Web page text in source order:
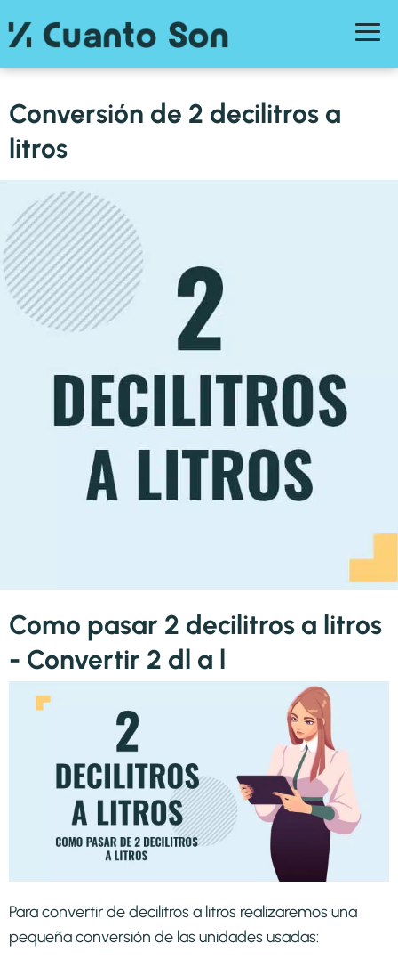
Conversión de 2 decilitros a
litros
Como pasar 2 decilitros a litros
- Convertir 2 dl a l
Para convertir de decilitros a litros realizaremos una
pequeña conversión de las unidades usadas: